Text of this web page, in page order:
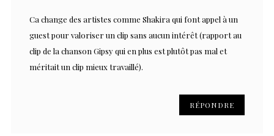
Ca change des artistes comme Shakira qui font appel à un
guest pour valoriser un clip sans aucun intérêt (rapport au
clip de la chanson Gipsy qui en plus est plutôt pas mal et
méritait un clip mieux travaillé).
RÉPONDRE